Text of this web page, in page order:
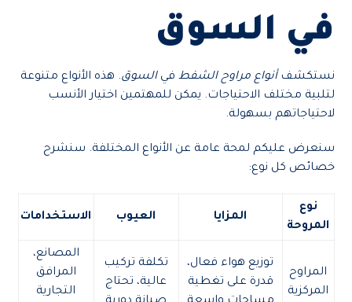
في السوق
نستكشفأنواع مراوح الشفط فيالسوق. هذه الأنواع متنوعة
لتلبية مختلف الاحتياجات. يمكن للمهتمين اختيار الأنسب
لاحتياجاتهم بسهولة.
سنعرض عليكم لمحة عامة عن الأنواع المختلفة. سنشرح
خصائص كل نوع:
نوع
المروحة
المزايا العيوب الاستخدامات
المراوح
المركزية
توزيع هواء فعال،
قدرة على تغطية
تكلفة تركيب
عالية، تحتاج
المصانع،
المرافق
التجارية